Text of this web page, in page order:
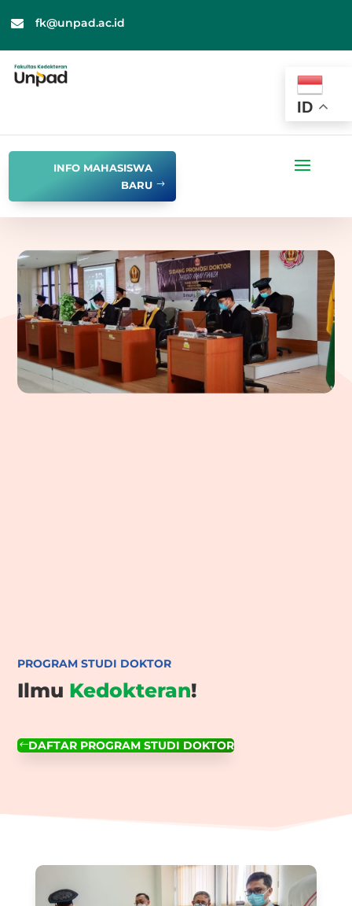
 fk@unpad.ac.id
ID
INFO MAHASISWA
BARU
PROGRAM STUDI DOKTOR
Ilmu Kedokteran!
#DAFTAR PROGRAM STUDI DOKTOR